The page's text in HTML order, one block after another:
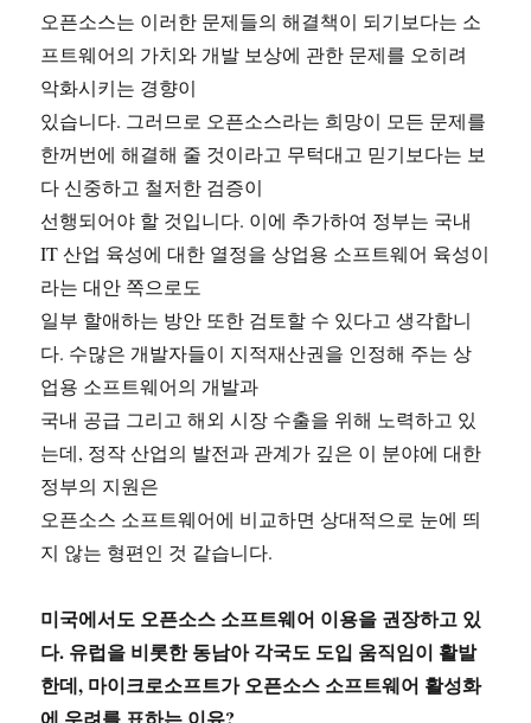
오픈소스는 이러한 문제들의 해결책이 되기보다는 소
프트웨어의 가치와 개발 보상에 관한 문제를 오히려
악화시키는 경향이
있습니다. 그러므로 오픈소스라는 희망이 모든 문제를
한꺼번에 해결해 줄 것이라고 무턱대고 믿기보다는 보
다 신중하고 철저한 검증이
선행되어야 할 것입니다. 이에 추가하여 정부는 국내
IT 산업 육성에 대한 열정을 상업용 소프트웨어 육성이
라는 대안 쪽으로도
일부 할애하는 방안 또한 검토할 수 있다고 생각합니
다. 수많은 개발자들이 지적재산권을 인정해 주는 상
업용 소프트웨어의 개발과
국내 공급 그리고 해외 시장 수출을 위해 노력하고 있
는데, 정작 산업의 발전과 관계가 깊은 이 분야에 대한
정부의 지원은
오픈소스 소프트웨어에 비교하면 상대적으로 눈에 띄
지 않는 형편인 것 같습니다.
미국에서도 오픈소스 소프트웨어 이용을 권장하고 있
다. 유럽을 비롯한 동남아 각국도 도입 움직임이 활발
한데, 마이크로소프트가 오픈소스 소프트웨어 활성화